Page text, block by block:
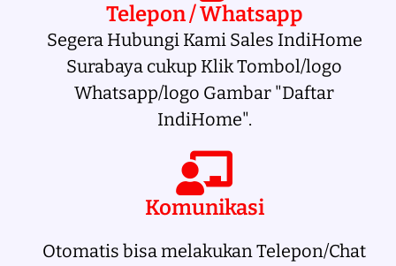
Telepon / Whatsapp
Segera Hubungi Kami Sales IndiHome
Surabaya cukup Klik Tombol/logo
Whatsapp/logo Gambar "Daftar
IndiHome".
Komunikasi
Otomatis bisa melakukan Telepon/Chat